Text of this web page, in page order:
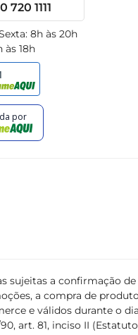
720 1111
8h às 20h
às 18h
sujeitas a confirmação
a compra de
e válidos durante o
art. 81, inciso II